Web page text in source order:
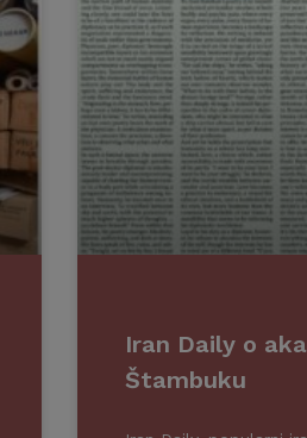
Iran Daily o
Štambuku